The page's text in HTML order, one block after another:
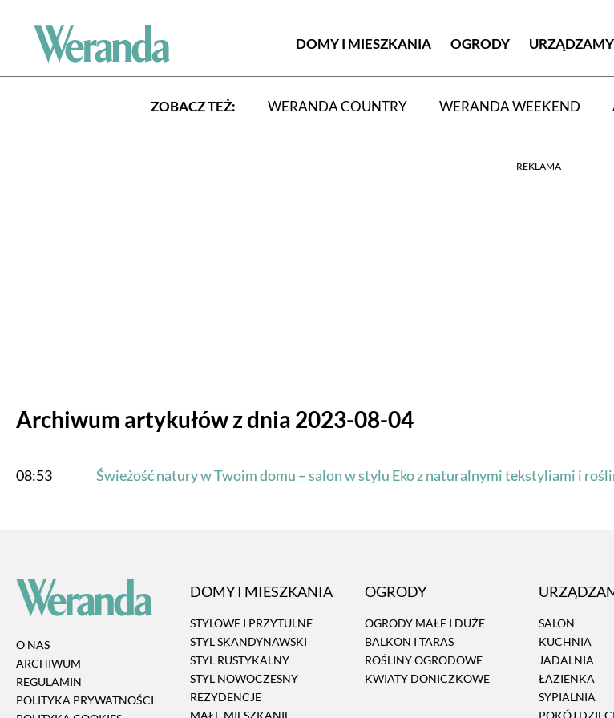
DOMY I MIESZKANIA OGRODY URZĄDZAMY
ZOBACZ TEŻ: WERANDA COUNTRY WERANDA WEEKEND
REKLAMA
Archiwum artykułów z dnia 2023-08-04
08:53 Świeżość natury w Twoim domu – salon w stylu Eko z naturalnymi tekstyliami i
O NAS
ARCHIWUM
REGULAMIN
POLITYKA PRYWATNOŚCI
DOMY I MIESZKANIA
STYLOWE I PRZYTULNE
STYL SKANDYNAWSKI
STYL RUSTYKALNY
STYL NOWOCZESNY
REZYDENCJE
MAŁE MIESZKANIE
OGRODY
OGRODY MAŁE I DUŻE
BALKON I TARAS
ROŚLINY OGRODOWE
KWIATY DONICZKOWE
SALON
KUCHNIA
JADALNIA
ŁAZIENKA
SYPIALNIA
POKÓJ